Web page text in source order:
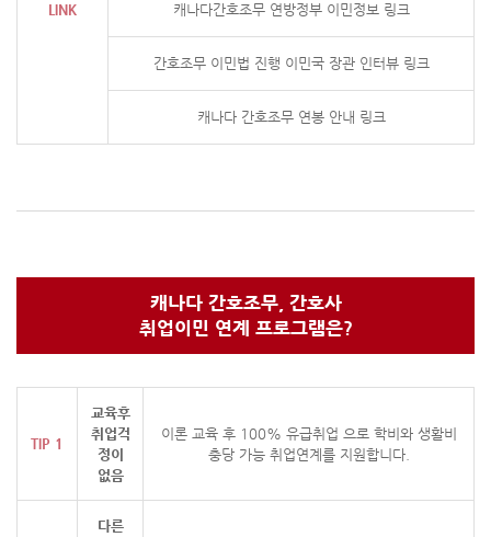
LINK 캐나다간호조무 연방정부 이민정보 링크
간호조무 이민법 진행 이민국 장관 인터뷰 링크
캐나다 간호조무 연봉 안내 링크
캐나다 간호조무, 간호사
취업이민 연계 프로그램은?
TIP 1
교육후
취업걱
정이
없음
이론 교육 후 100% 유급취업 으로 학비와 생활비
충당 가능 취업연계를 지원합니다.
다른